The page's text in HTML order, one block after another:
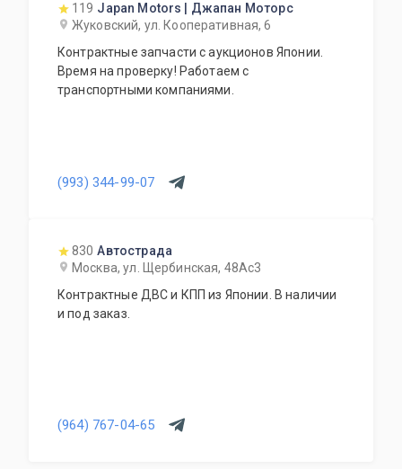
119 Japan Motors | Джапан Моторс
Жуковский, ул. Кооперативная, 6
Контрактные запчасти с аукционов Японии.
Время на проверку! Работаем с
транспортными компаниями.
(993) 344-99-07
830 Автострада
Москва, ул. Щербинская, 48Ас3
Контрактные ДВС и КПП из Японии. В наличии
и под заказ.
(964) 767-04-65